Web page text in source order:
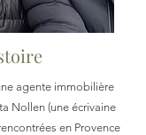
agente immobilière
Nollen (une écrivaine
en Provence